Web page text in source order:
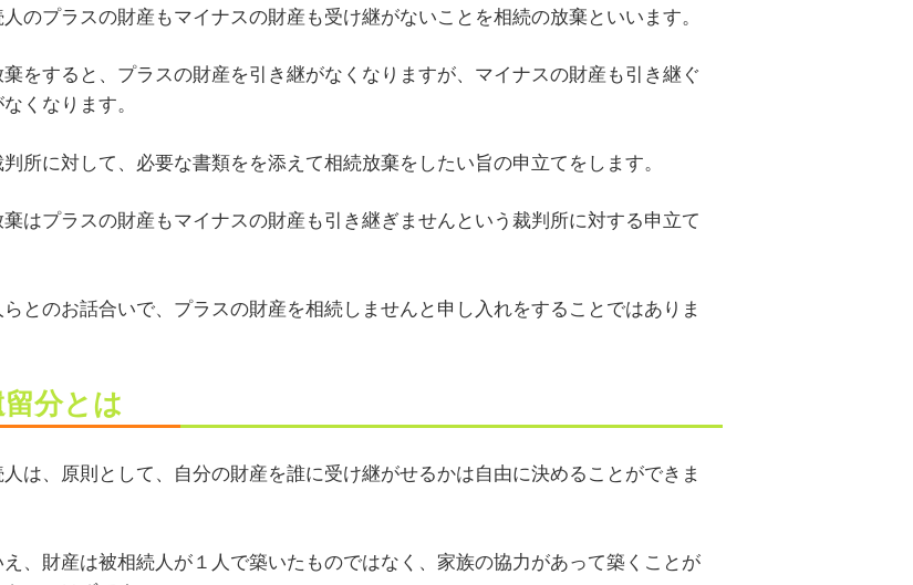
のプラスの財産もマイナスの財産も受け継がないことを相続の放棄といいます。
をすると、プラスの財産を引き継がなくなりますが、マイナスの財産も引き継ぐ
くなります。
所に対して、必要な書類をを添えて相続放棄をしたい旨の申立てをします。
はプラスの財産もマイナスの財産も引き継ぎませんという裁判所に対する申立て
とのお話合いで、プラスの財産を相続しませんと申し入れをすることではありま
分とは
は、原則として、自分の財産を誰に受け継がせるかは自由に決めることができま
え、財産は被相続人が１人で築いたものではなく、家族の協力があって築くことが